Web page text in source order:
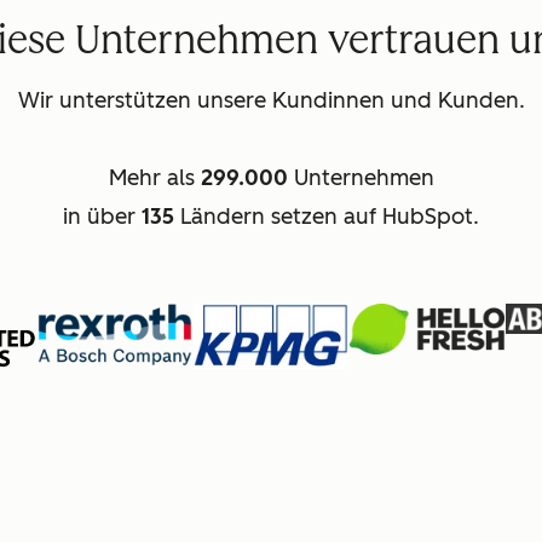
Unternehmen vertrauen
Wir unterstützen unsere Kundinnen und Kunden.
Mehr als 299.000 Unternehmen
in über 135 Ländern setzen auf HubSpot.